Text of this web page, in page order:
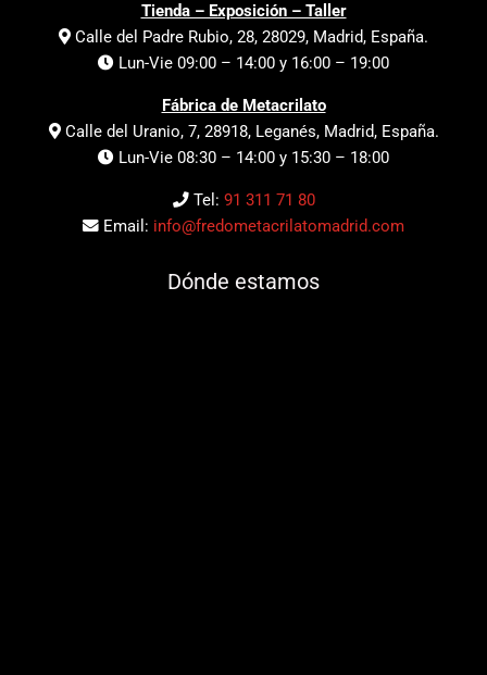
Tienda – Exposición – Taller
Calle del Padre Rubio, 28, 28029, Madrid, España.
Lun-Vie 09:00 – 14:00 y 16:00 – 19:00
Fábrica de Metacrilato
Calle del Uranio, 7, 28918, Leganés, Madrid, España.
Lun-Vie 08:30 – 14:00 y 15:30 – 18:00
Tel: 91 311 71 80
Email: info@fredometacrilatomadrid.com
Dónde estamos